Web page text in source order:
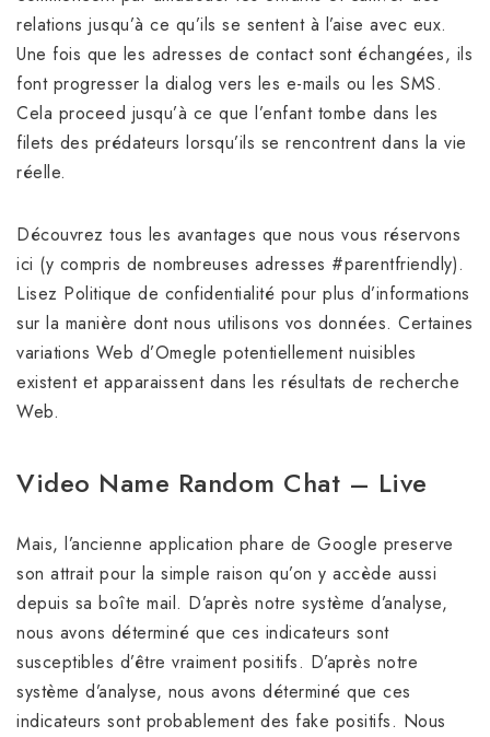
relations jusqu’à ce qu’ils se sentent à l’aise avec eux.
Une fois que les adresses de contact sont échangées, ils
font progresser la dialog vers les e-mails ou les SMS.
Cela proceed jusqu’à ce que l’enfant tombe dans les
filets des prédateurs lorsqu’ils se rencontrent dans la vie
réelle.
Découvrez tous les avantages que nous vous réservons
ici (y compris de nombreuses adresses #parentfriendly).
Lisez Politique de confidentialité pour plus d’informations
sur la manière dont nous utilisons vos données. Certaines
variations Web d’Omegle potentiellement nuisibles
existent et apparaissent dans les résultats de recherche
Web.
Video Name Random Chat – Live
Mais, l’ancienne application phare de Google preserve
son attrait pour la simple raison qu’on y accède aussi
depuis sa boîte mail. D’après notre système d’analyse,
nous avons déterminé que ces indicateurs sont
susceptibles d’être vraiment positifs. D’après notre
système d’analyse, nous avons déterminé que ces
indicateurs sont probablement des fake positifs. Nous